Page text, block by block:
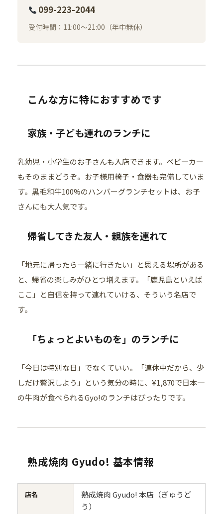
099-223-2044
受付時間：11:00〜21:00（年中無休）
こんな方に特におすすめです
家族・子ども連れのランチに
乳幼児・小学生のお子さんも入店できます。ベビーカー
もそのままどうぞ。お子様用椅子・食器も完備していま
す。黒毛和牛100%のハンバーグランチセットは、お子
さんにも大人気です。
帰省してきた友人・親族を連れて
「地元に帰ったら一緒に行きたい」と思える場所がある
と、帰省の楽しみがひとつ増えます。「鹿児島といえば
ここ」と自信を持って連れていける、そういう名店で
す。
「ちょっとよいものを」のランチに
「今日は特別な日」でなくていい。「連休中だから、少
しだけ贅沢しよう」という気分の時に、¥1,870で日本一
の牛肉が食べられるGyo!のランチはぴったりです。
熟成焼肉 Gyudo! 基本情報
店名
熟成焼肉 Gyudo! 本店（ぎゅうど
う）